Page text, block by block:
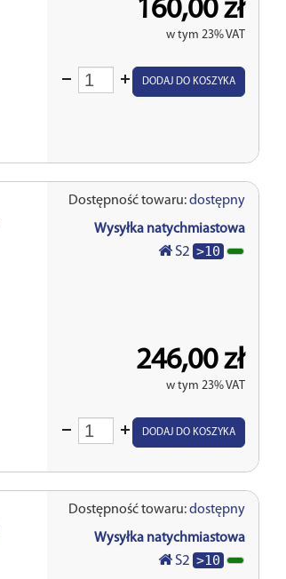
160,00 zł
w tym 23% VAT
Wprowadź
ilość
DODAJ DO KOSZYKA
Dostępność towaru:dostępny
Wysyłka natychmiastowa
S2 >10
246,00 zł
w tym 23% VAT
Wprowadź
ilość
DODAJ DO KOSZYKA
Dostępność towaru:dostępny
Wysyłka natychmiastowa
S2 >10